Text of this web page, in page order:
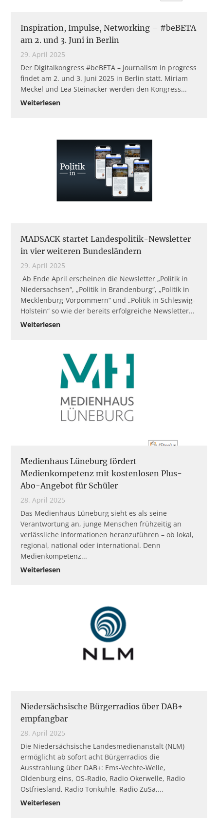
Inspiration, Impulse, Networking – #beBETA
am 2. und 3. Juni in Berlin
29. April 2025
Der Digitalkongress #beBETA – journalism in progress
findet am 2. und 3. Juni 2025 in Berlin statt. Miriam
Meckel und Lea Steinacker werden den Kongress
Weiterlesen
MADSACK startet Landespolitik-Newsletter
in vier weiteren Bundesländern
29. April 2025
Ab Ende April erscheinen die Newsletter „Politik in
Niedersachsen“, „Politik in Brandenburg“, „Politik in
Mecklenburg-Vorpommern“ und „Politik in Schleswig-
Holstein“ so wie der bereits erfolgreiche Newsletter
Weiterlesen
Medienhaus Lüneburg fördert
Medienkompetenz mit kostenlosen Plus-
Abo-Angebot für Schüler
28. April 2025
Das Medienhaus Lüneburg sieht es als seine
Verantwortung an, junge Menschen frühzeitig an
verlässliche Informationen heranzuführen – ob lokal,
regional, national oder international. Denn
Medienkompetenz
Weiterlesen
Niedersächsische Bürgerradios über DAB+
empfangbar
28. April 2025
Die Niedersächsische Landesmedienanstalt (NLM)
ermöglicht ab sofort acht Bürgerradios die
Ausstrahlung über DAB+: Ems-Vechte-Welle,
Oldenburg eins, OS-Radio, Radio Okerwelle, Radio
Ostfriesland, Radio Tonkuhle, Radio ZuSa,
Weiterlesen